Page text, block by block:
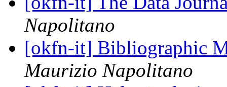
Napolitano
[okfn-it] Bibliographic
Maurizio Napolitano